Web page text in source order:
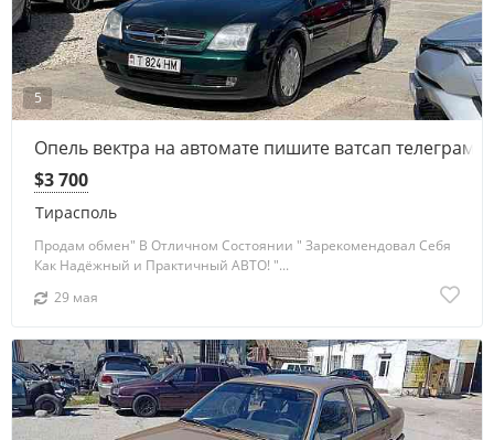
5
Опель вектра на автомате пишите ватсап телеграм
Тирасполь
$3 700
Продам обмен" В Отличном Состоянии " Зарекомендовал Себя
Как Надёжный и Практичный АВТО! "...
29 мая